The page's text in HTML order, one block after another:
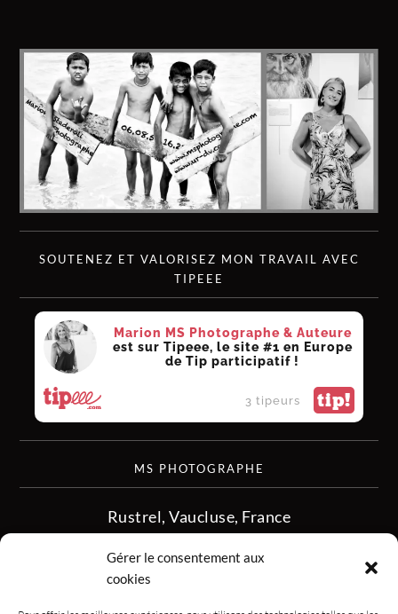
Gérer le consentement aux
cookies
SOUTENEZ ET VALORISEZ MON TRAVAIL AVEC
TIPEEE
Marion MS Photographe & Auteure
est sur Tipeee, le site #1 en Europe
de Tip participatif !
3 tipeurs tip!
MS PHOTOGRAPHE
Rustrel, Vaucluse, France
siret :513 349 902
06.08.50.16.28
contact.msphotographe (at) gmail.com